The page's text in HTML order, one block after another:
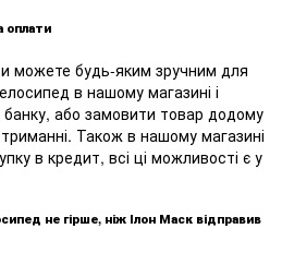
оплати
можете будь-яким зручним для
в нашому магазині і
або замовити товар додому
Також в нашому магазині
в кредит, всі ці можливості є у
не гірше, ніж Ілон Маск відправив